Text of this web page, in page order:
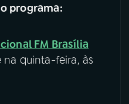
programa:
FM Brasília
na quinta-feira, às